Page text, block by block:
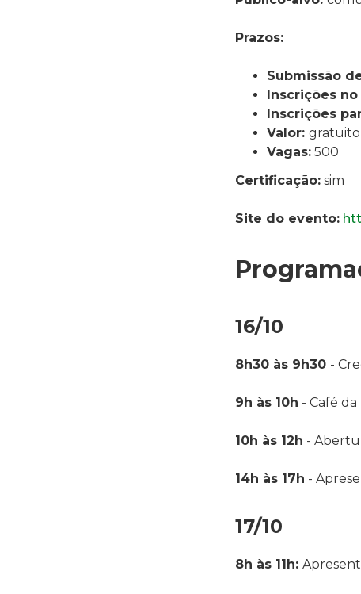
Prazos:
Submissão
Inscrições no
Inscrições
Valor: gratuito
Vagas: 500
Certificação: sim
Site do evento:
16/10
8h30 às 9h30 -
9h às 10h - Café
10h às 12h -
14h às 17h -
17/10
8h às 11h: